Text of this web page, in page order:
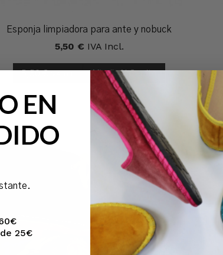
Esponja limpiadora para ante y nobuck
5,50 € IVA Incl.
5,50€ Añadir Al Carrito
EN
25€